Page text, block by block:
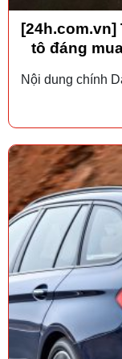
tô đáng
Nội dung chính